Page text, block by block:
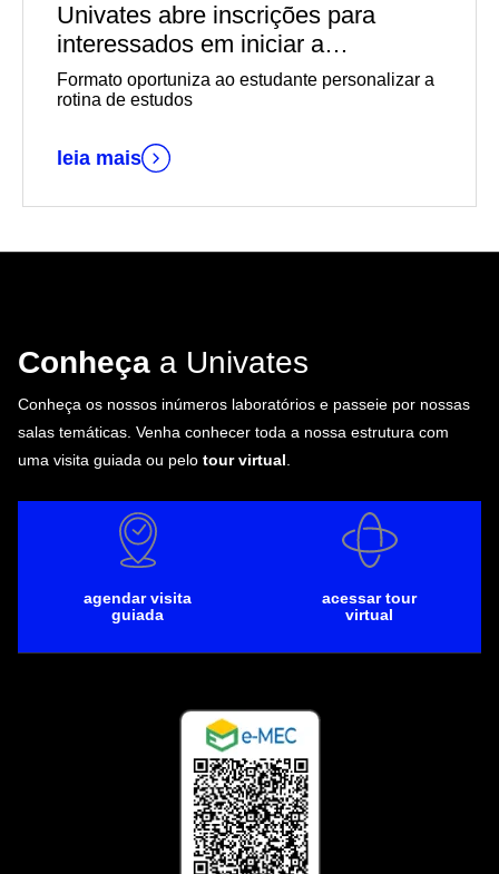
Univates abre inscrições para
interessados em iniciar a
graduação EaD em outubro
Formato oportuniza ao estudante personalizar a
rotina de estudos
leia mais
Conheça a Univates
Conheça os nossos inúmeros laboratórios e passeie por nossas
salas temáticas. Venha conhecer toda a nossa estrutura com
uma visita guiada ou pelo tour virtual
agendar visita
guiada
acessar tour
virtual